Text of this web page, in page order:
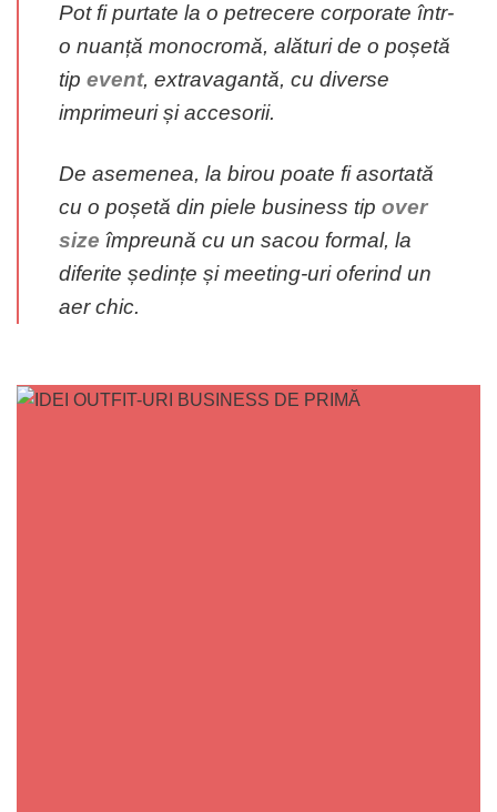
Pot fi purtate la o petrecere corporate într-
o nuanță monocromă, alături de o poșetă
tip event, extravagantă, cu diverse
imprimeuri și accesorii.
De asemenea, la birou poate fi asortată
cu o poșetă din piele business tip over
size împreună cu un sacou formal, la
diferite ședințe și meeting-uri oferind un
aer chic.